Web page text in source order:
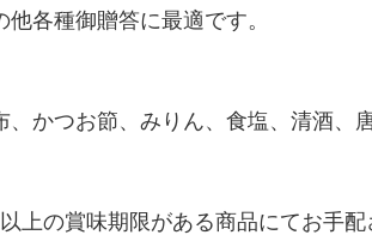
各種御贈答に最適です。
かつお節、みりん、食塩、清酒、
の賞味期限がある商品にてお手配